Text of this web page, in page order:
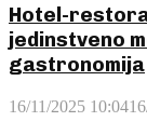
Hotel-
jedinstveno
gastronomija
16/11/2025 10:04